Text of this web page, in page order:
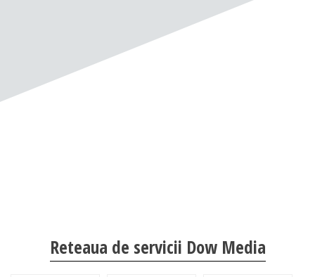
Reteaua de servicii Dow Media